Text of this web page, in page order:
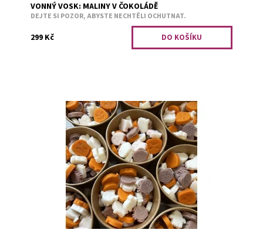
VONNÝ VOSK: MALINY V ČOKOLÁDĚ
DEJTE SI POZOR, ABYSTE NECHTĚLI OCHUTNAT.
299 Kč
Uklidňující směs podzimu. Oranžová - kořeněná dýně.
Hnědá - jasmín, pomerančové květy a měsíček. Bílá -
borůvkový muffin. V...
Dostupnost:
Předobjednávka
3147